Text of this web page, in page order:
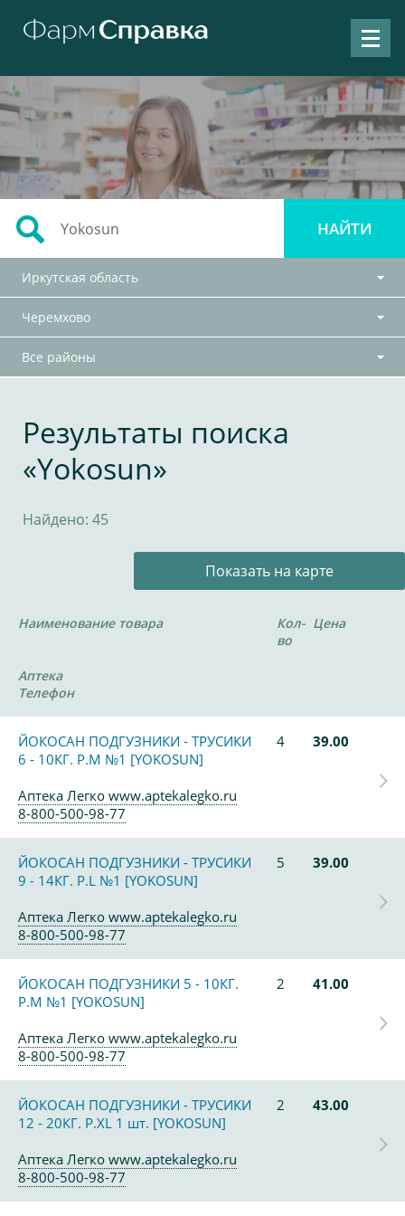
Иркутская область
Черемхово
Все районы
Результаты поиска
«Yokosun»
Найдено: 45
Показать на карте
Наименование товара
Кол-
во
Цена
Аптека
Телефон
ЙОКОСАН ПОДГУЗНИКИ - ТРУСИКИ
6 - 10КГ. Р.М №1 [YOKOSUN]
4 39.00
Аптека Легко www.aptekalegko.ru
8-800-500-98-77
ЙОКОСАН ПОДГУЗНИКИ - ТРУСИКИ
9 - 14КГ. Р.L №1 [YOKOSUN]
5 39.00
Аптека Легко www.aptekalegko.ru
8-800-500-98-77
ЙОКОСАН ПОДГУЗНИКИ 5 - 10КГ.
Р.М №1 [YOKOSUN]
2 41.00
Аптека Легко www.aptekalegko.ru
8-800-500-98-77
ЙОКОСАН ПОДГУЗНИКИ - ТРУСИКИ
12 - 20КГ. Р.XL 1 шт. [YOKOSUN]
2 43.00
Аптека Легко www.aptekalegko.ru
8-800-500-98-77